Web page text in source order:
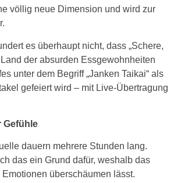
völlig neue Dimension und wird zur
es überhaupt nicht, dass „Schere,
der absurden Essgewohnheiten
unter dem Begriff „Janken Taikai“ als
gefeiert wird – mit Live-Übertragung
Gefühle
dauern mehrere Stunden lang.
das ein Grund dafür, weshalb das
überschäumen lässt.